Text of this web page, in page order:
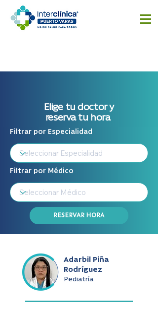
Elige tu doctor y
reserva tu hora
Filtrar por Especialidad
Filtrar por Médico
RESERVAR HORA
Adarbil Piña
Rodríguez
Pediatría